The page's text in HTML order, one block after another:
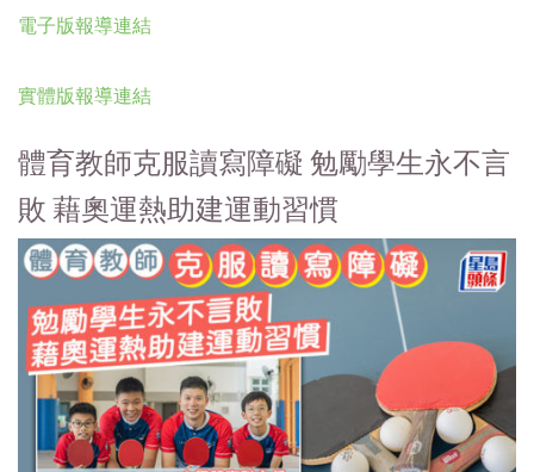
電子版報導連結
實體版報導連結
體育教師克服讀寫障礙 勉勵學生永不言
敗 藉奧運熱助建運動習慣